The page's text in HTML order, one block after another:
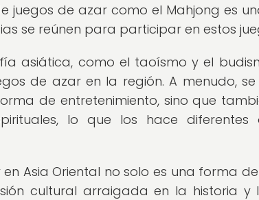
juegos de azar como el Mahjong es
se reúnen para participar en estos
asiática, como el taoísmo y el
de azar en la región. A menudo,
de entretenimiento, sino que
lo que los hace
Asia Oriental no solo es una forma de
cultural arraigada en la historia